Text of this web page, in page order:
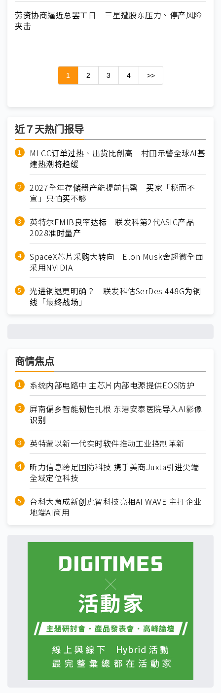
劳资协商逼近总罢工日 三星遭股东压力、停产风险
夹击
1 2 3 4 >>
近７天热门报导
MLCC订单过热、出货比创高 村田示警全球AI基
建热潮将趋缓
2027全年存储器产能提前售罄 买家「秘而不
宣」只怕买不够
英特尔EMIB良率达标 联发科第2代ASIC产品
2028准时量产
SpaceX芯片采购大转向 Elon Musk舍超微全面
采用NVIDIA
光进铜退更明确？ 联发科估SerDes 448G为铜
线「最终战场」
商情焦点
系统内部电路中 主芯片内部电源提供EOS防护
屏南偏乡智能韧性扎根 东港安泰医院导入AI影像
识别
英特蒙以新一代实时软件推动工业控制革新
昕力信息跨足国防科技 携手美商Juxta引进尖端
全域定位科技
台科大育成新创虎智科技亮相AI WAVE 主打企业
地端AI商用